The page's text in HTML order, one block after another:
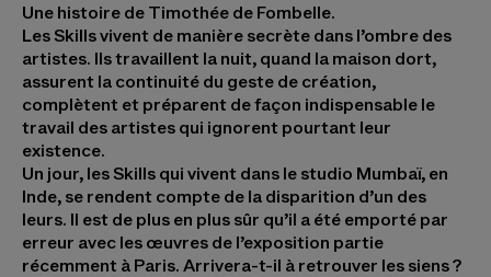
Une histoire de Timothée de Fombelle.
Les Skills vivent de manière secrète dans l’ombre des
artistes. Ils travaillent la nuit, quand la maison dort,
assurent la continuité du geste de création,
complètent et préparent de façon indispensable le
travail des artistes qui ignorent pourtant leur
existence.
Un jour, les Skills qui vivent dans le studio Mumbaï, en
Inde, se rendent compte de la disparition d’un des
leurs. Il est de plus en plus sûr qu’il a été emporté par
erreur avec les œuvres de l’exposition partie
récemment à Paris. Arrivera-t-il à retrouver les siens ?